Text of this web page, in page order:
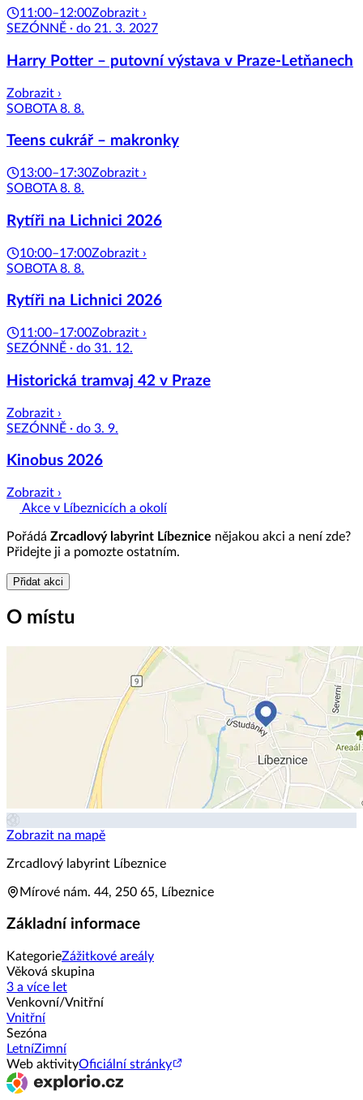
11:00–12:00Zobrazit ›
SEZÓNNĚ · do 21. 3. 2027
Harry Potter – putovní výstava v Praze-Letňanech
Zobrazit ›
SOBOTA 8. 8.
Teens cukrář – makronky
13:00–17:30Zobrazit ›
SOBOTA 8. 8.
Rytíři na Lichnici 2026
10:00–17:00Zobrazit ›
SOBOTA 8. 8.
Rytíři na Lichnici 2026
11:00–17:00Zobrazit ›
SEZÓNNĚ · do 31. 12.
Historická tramvaj 42 v Praze
Zobrazit ›
SEZÓNNĚ · do 3. 9.
Kinobus 2026
Zobrazit ›
Akce v Líbeznicích a okolí
Pořádá Zrcadlový labyrint Líbeznice nějakou akci a není zde?
Přidejte ji a pomozte ostatním.
Přidat akci
O místu
Zobrazit na mapě
Zrcadlový labyrint Líbeznice
Mírové nám. 44, 250 65, Líbeznice
Základní informace
KategorieZážitkové areály
Věková skupina
3 a více let
Venkovní/Vnitřní
Vnitřní
Sezóna
LetníZimní
Web aktivityOficiální stránky